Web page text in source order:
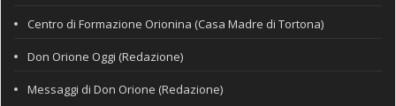
Centro di Formazione Orionina (Casa Madre di Tortona)
Don Orione Oggi (Redazione)
Messaggi di Don Orione (Redazione)